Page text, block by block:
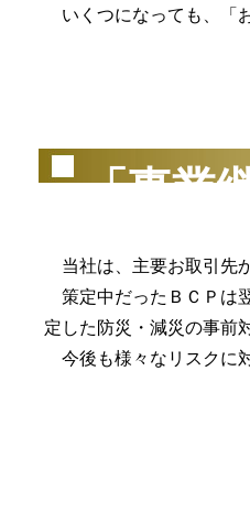
いくつになっても、「
「事業
当社は、主要お取引先
策定中だったＢＣＰは
定した防災・減災の事前
今後も様々なリスクに